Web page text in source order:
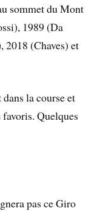
sommet du Mont
1989 (Da
2018 (Chaves) et
la course et
favoris. Quelques
pas ce Giro